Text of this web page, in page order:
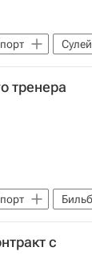
тренера
2026-2027
с